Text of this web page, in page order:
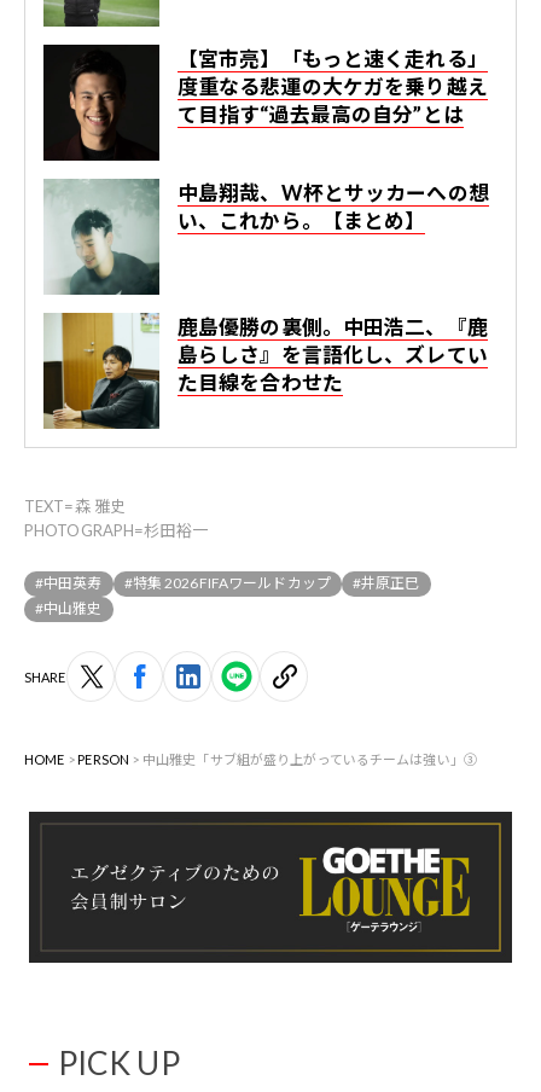
【宮市亮】「もっと速く走れる」
度重なる悲運の大ケガを乗り越え
て目指す“過去最高の自分”とは
中島翔哉、W杯とサッカーへの想
い、これから。【まとめ】
鹿島優勝の裏側。中田浩二、『鹿
島らしさ』を言語化し、ズレてい
た目線を合わせた
TEXT=森 雅史
PHOTOGRAPH=杉田裕一
#中田英寿 #特集 2026FIFAワールドカップ
#井原正巳
#中山雅史
SHARE
HOME PERSON 中山雅史「サブ組が盛り上がっているチームは強い」③
PICK UP